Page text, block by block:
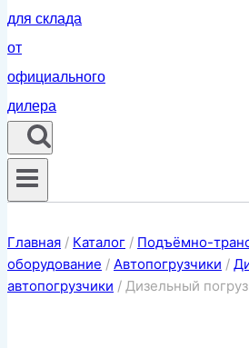
Главная / Каталог / Подъёмно-
оборудование / Автопогрузчики /
автопогрузчики / Дизельный